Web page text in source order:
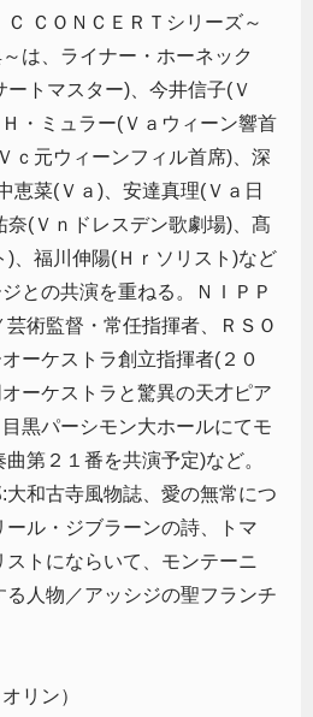
Ｃ ＣＯＮＣＥＲＴシリーズ～
は、ライナー・ホーネック
トマスター)、今井信子(Ｖ
・ミュラー(Ｖａウィーン響首
ｃ元ウィーンフィル首席)、深
恵菜(Ｖａ)、安達真理(Ｖａ日
(Ｖｎドレスデン歌劇場)、髙
)、福川伸陽(Ｈｒソリスト)など
との共演を重ねる。ＮＩＰＰ
芸術監督・常任指揮者、ＲＳＯ
ーケストラ創立指揮者(２０
ーケストラと驚異の天才ピア
黒パーシモン大ホールにてモ
第２１番を共演予定)など。
大和古寺風物誌、愛の無常につ
ル・ジブラーンの詩、トマ
ストにならいて、モンテーニ
る人物／アッシジの聖フランチ
リン）